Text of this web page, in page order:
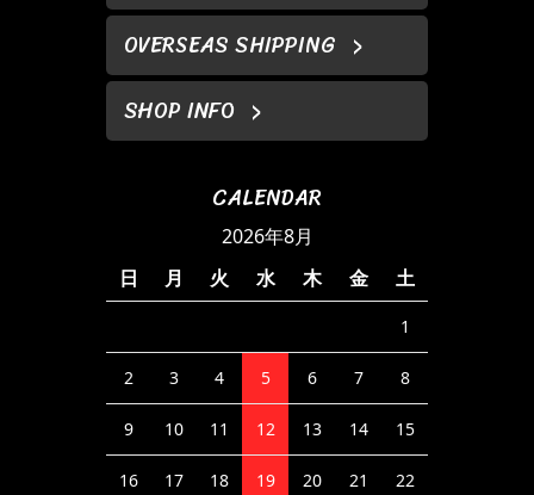
OVERSEAS SHIPPING
SHOP INFO
CALENDAR
2026年8月
日
月 火 水 木 金 土
1
2 3 4 5 6 7 8
9 10 11 12 13 14 15
16 17 18 19 20 21 22